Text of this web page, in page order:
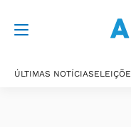
ÚLTIMAS NOTÍCIAS